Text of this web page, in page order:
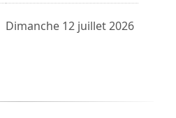
Dimanche 12 juillet 2026